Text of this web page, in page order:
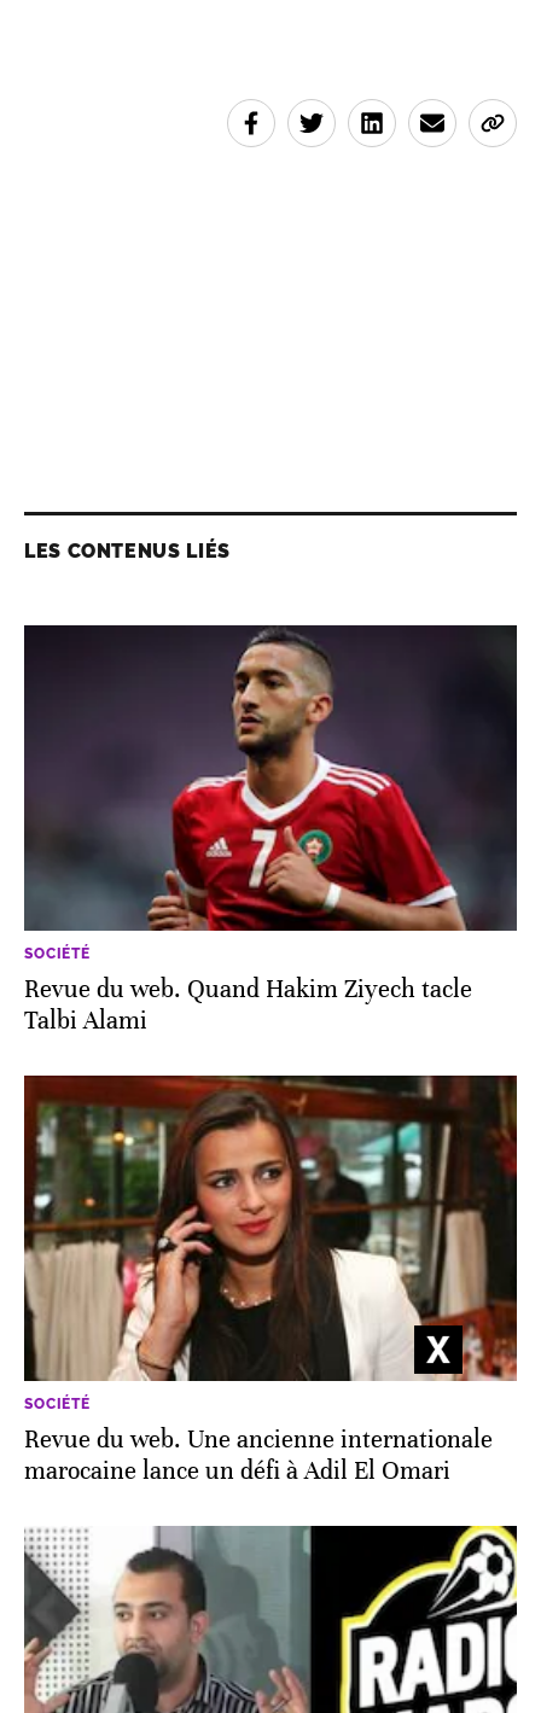
LES CONTENUS LIÉS
SOCIÉTÉ
Revue du web. Quand Hakim Ziyech tacle
Talbi Alami
SOCIÉTÉ
Revue du web. Une ancienne internationale
marocaine lance un défi à Adil El Omari